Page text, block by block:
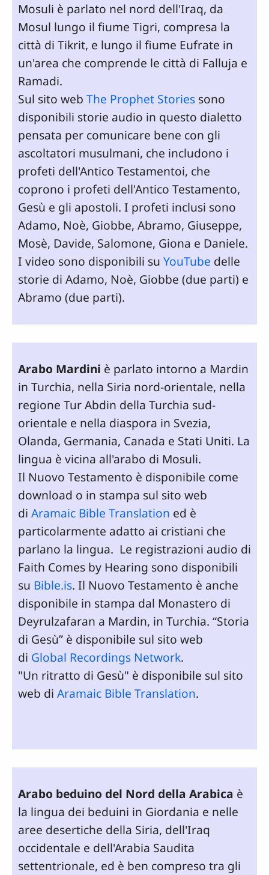
Mosuli è parlato nel nord dell'Iraq, da
Mosul lungo il fiume Tigri, compresa la
città di Tikrit, e lungo il fiume Eufrate in
un'area che comprende le città di Falluja e
Ramadi.
Sul sito web The Prophet Stories sono
disponibili storie audio in questo dialetto
pensata per comunicare bene con gli
ascoltatori musulmani, che includono i
profeti dell'Antico Testamentoi, che
coprono i profeti dell'Antico Testamento,
Gesù e gli apostoli. I profeti inclusi sono
Adamo, Noè, Giobbe, Abramo, Giuseppe,
Mosè, Davide, Salomone, Giona e Daniele.
I video sono disponibili su YouTube delle
storie di Adamo, Noè, Giobbe (due parti) e
Abramo (due parti).
Arabo Mardini è parlato intorno a Mardin
in Turchia, nella Siria nord-orientale, nella
regione Tur Abdin della Turchia sud-
orientale e nella diaspora in Svezia,
Olanda, Germania, Canada e Stati Uniti. La
lingua è vicina all'arabo di Mosuli.
Il Nuovo Testamento è disponibile come
download o in stampa sul sito web
di Aramaic Bible Translation ed è
particolarmente adatto ai cristiani che
parlano la lingua. Le registrazioni audio di
Faith Comes by Hearing sono disponibili
su Bible.is. Il Nuovo Testamento è anche
disponibile in stampa dal Monastero di
Deyrulzafaran a Mardin, in Turchia. “Storia
di Gesù” è disponibile sul sito web
di Global Recordings Network.
"Un ritratto di Gesù" è disponibile sul sito
web di Aramaic Bible Translation.
Arabo beduino del Nord della Arabica è
la lingua dei beduini in Giordania e nelle
aree desertiche della Siria, dell'Iraq
occidentale e dell'Arabia Saudita
settentrionale, ed è ben compreso tra gli